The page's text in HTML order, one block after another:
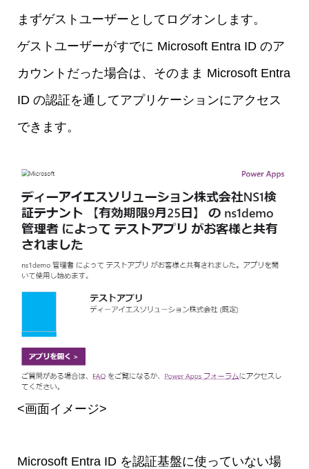
まずゲストユーザーとしてログオンします。
ゲストユーザーがすでに Microsoft Entra ID のア
カウントだった場合は、そのまま Microsoft Entra
ID の認証を通してアプリケーションにアクセス
できます。
<画面イメージ>
Microsoft Entra ID を認証基盤に使っていない場